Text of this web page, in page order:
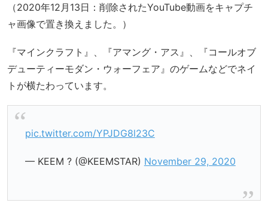
（2020年12月13日：削除されたYouTube動画をキャプチ
ャ画像で置き換えました。）
『マインクラフト』、『アマング・アス』、『コールオブ
デューティーモダン・ウォーフェア』のゲームなどでネイ
トが横たわっています。
pic.twitter.com/YPJDG8l23C
— KEEM ? (@KEEMSTAR) November 29, 2020